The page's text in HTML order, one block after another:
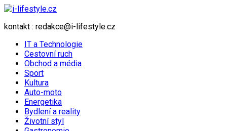
kontakt : redakce@i-lifestyle.cz
IT a Technologie
Cestovní ruch
Obchod a média
Sport
Kultura
Auto-moto
Energetika
Bydlení a reality
Životní styl